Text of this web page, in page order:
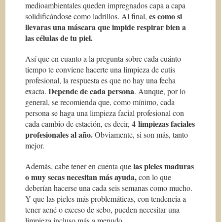
medioambientales queden impregnados capa a capa
solidificándose como ladrillos. Al final,es como si
llevaras una máscara que impide respirar bien a
las células de tu piel.
Así que en cuanto a la pregunta sobre cada cuánto
tiempo te conviene hacerte una limpieza de cutis
profesional, la respuesta es que no hay una fecha
exacta.Depende de cada persona. Aunque, por lo
general, se recomienda que, como mínimo, cada
persona se haga una limpieza facial profesional con
cada cambio de estación, es decir,4 limpiezas faciales
profesionales al año.Obviamente, si son más, tanto
mejor.
Además, cabe tener en cuenta quelas pieles maduras
o muy secas necesitan más ayuda,con lo que
deberían hacerse una cada seis semanas como mucho.
Y que las pieles más problemáticas, con tendencia a
tener acné o exceso de sebo, pueden necesitar una